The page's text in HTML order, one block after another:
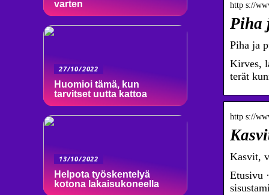
http s://
Piha
Piha ja
Kirves,
terät
http s://
Kasvit,
Etusivu
varten
27/10/2022
Huomioi tämä, kun
tarvitset uutta kattoa
13/10/2022
Helpota työskentelyä
kotona lakaisukoneella